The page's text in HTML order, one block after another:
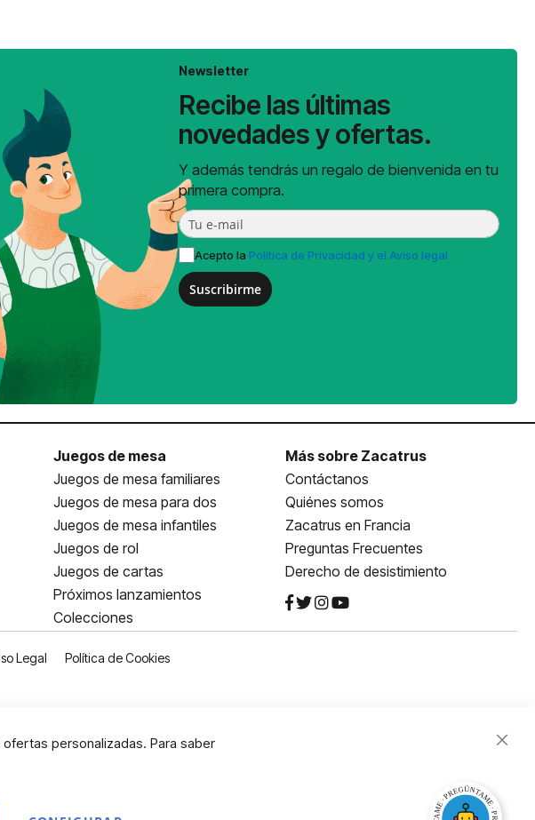
Newsletter
Recibe las últimas
novedades y ofertas.
Y además tendrás un regalo de bienvenida en tu
primera compra.
Acepto la Política de Privacidad y el Aviso legal
Suscribirme
Juegos de mesa
Juegos de mesa familiares
Juegos de mesa para dos
Juegos de mesa infantiles
Juegos de rol
Juegos de cartas
Próximos lanzamientos
Colecciones
Más sobre Zacatrus
Contáctanos
Quiénes somos
Zacatrus en Francia
Preguntas Frecuentes
Derecho de desistimiento
Legal Política de Cookies
personalizadas. Para saber